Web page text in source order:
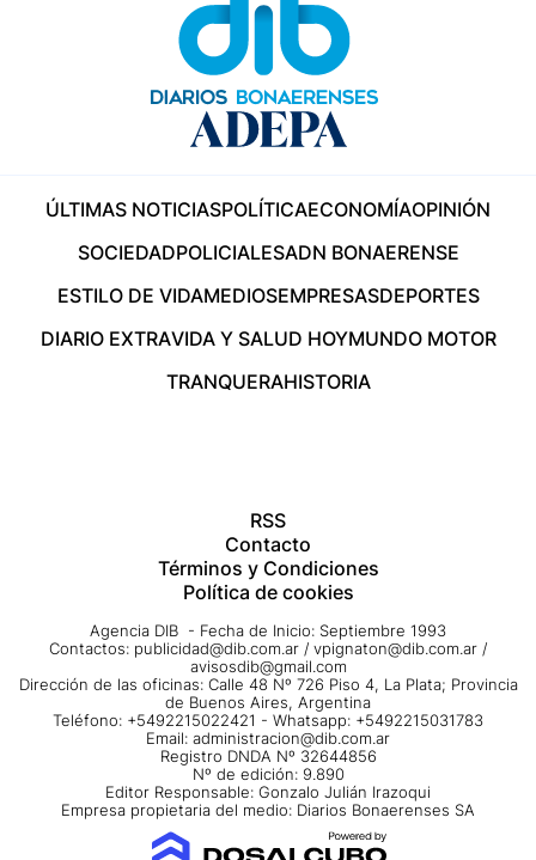
ÚLTIMAS NOTICIASPOLÍTICAECONOMÍAOPINIÓN
SOCIEDADPOLICIALESADN BONAERENSE
ESTILO DE VIDAMEDIOSEMPRESASDEPORTES
DIARIO EXTRAVIDA Y SALUD HOYMUNDO MOTOR
TRANQUERAHISTORIA
RSS
Contacto
Términos y Condiciones
Política de cookies
Agencia DIB - Fecha de Inicio: Septiembre 1993
Contactos: publicidad@dib.com.ar / vpignaton@dib.com.ar /
avisosdib@gmail.com
Dirección de las oficinas: Calle 48 Nº 726 Piso 4, La Plata; Provincia
de Buenos Aires, Argentina
Teléfono: +5492215022421 - Whatsapp: +5492215031783
Email: administracion@dib.com.ar
Registro DNDA Nº 32644856
Nº de edición: 9.890
Editor Responsable: Gonzalo Julián Irazoqui
Empresa propietaria del medio: Diarios Bonaerenses SA